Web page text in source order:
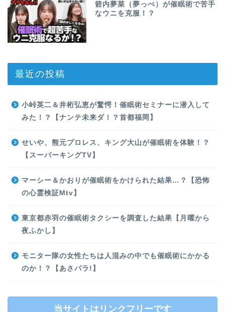
箭内夢菜（夢っぺ）が催眠術で苦手
なウニを克服！？
最近の投稿
小峠英二＆井桁弘恵が驚愕！催眠術セミナーに潜入して
みた！？【ナンテ未来ダ！？首都福岡】
せいや、熊元プロレス、キング大山が催眠術を体験！？
【スーパーキングTV】
マーシー＆かおりが催眠術をかけられた結果…？【恐怖
の心霊検証Mtv】
東京都赤羽の催眠術タクシーを調査した結果【月曜から
夜ふかし】
モニター隊の女性たちは人混みの中でも催眠術にかかる
のか！？【あさパラ!】
当サイトはリンクフリーです